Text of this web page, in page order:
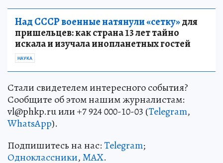
Над СССР военные натянули «сетку»для
пришельцев: как страна 13 лет тайно
искала и изучала инопланетных гостей
НАУКА
Стали свидетелем интересного события?
Сообщите об этом нашим журналистам:
vl@phkp.ru или +7 924 000-10-03 (Telegram,
WhatsApp).
Подпишитесь на нас:Telegram;
Одноклассники,MAX.